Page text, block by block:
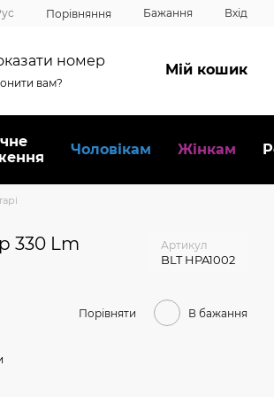
Порівняння Бажання Вхід
номер
вам?
Мій кошик
Чоловікам Жінкам
330 Lm Артикул
BLT HPA1002
Порівняти В бажання